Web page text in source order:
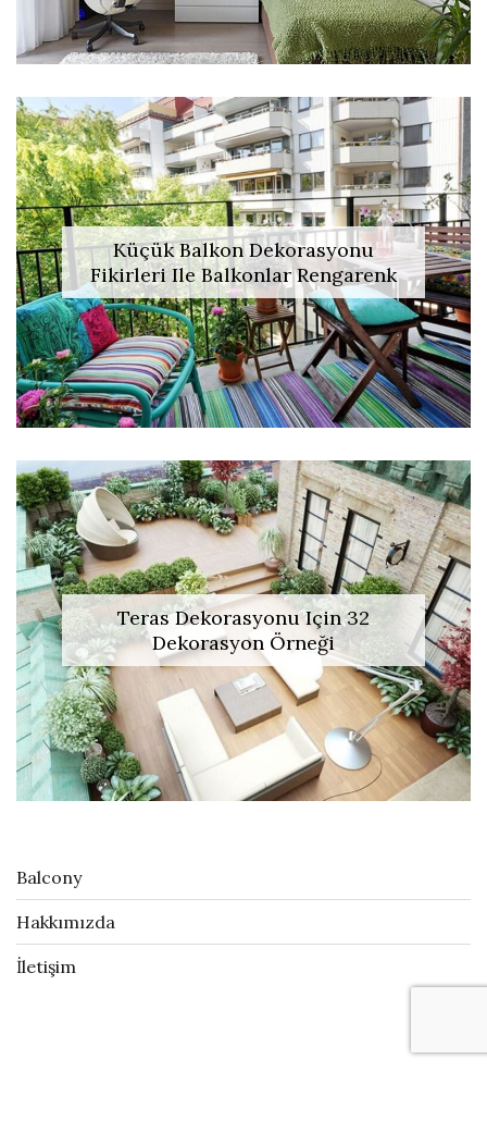
Küçük Balkon Dekorasyonu
Fikirleri Ile Balkonlar Rengarenk
Teras Dekorasyonu Için 32
Dekorasyon Örneği
Balcony
Hakkımızda
İletişim